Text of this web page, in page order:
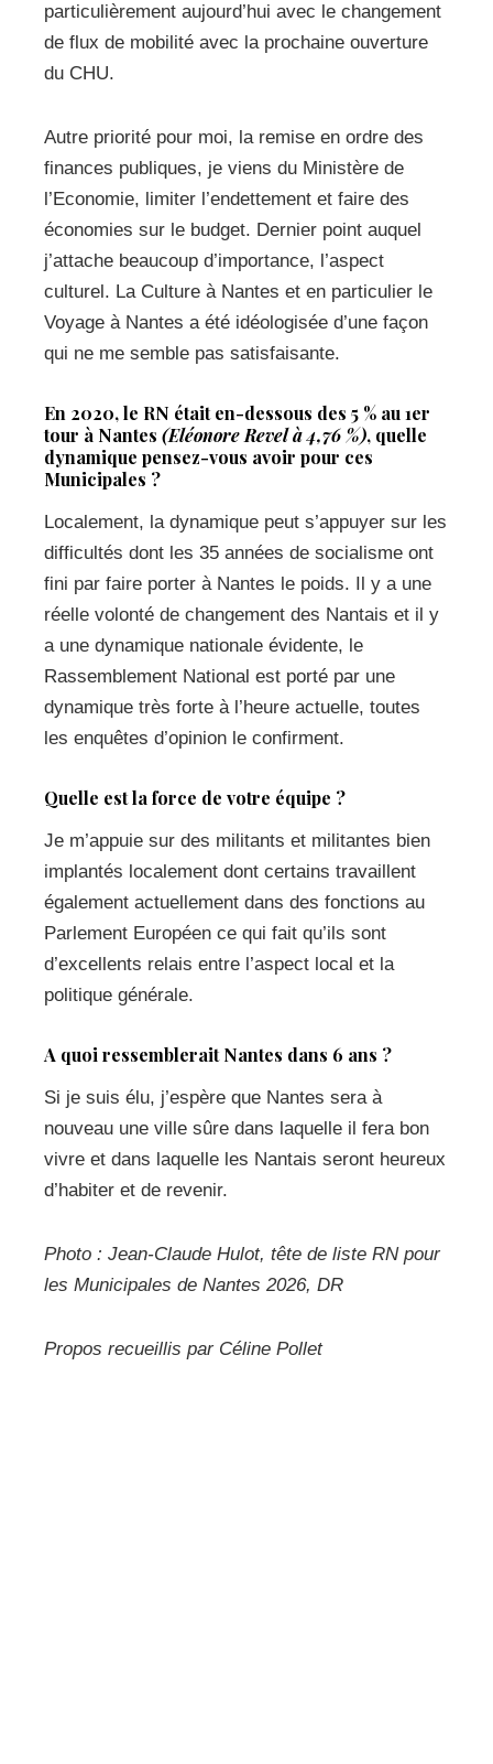
particulièrement aujourd’hui avec le changement
de flux de mobilité avec la prochaine ouverture
du CHU.
Autre priorité pour moi, la remise en ordre des
finances publiques, je viens du Ministère de
l’Economie, limiter l’endettement et faire des
économies sur le budget. Dernier point auquel
j’attache beaucoup d’importance, l’aspect
culturel. La Culture à Nantes et en particulier le
Voyage à Nantes a été idéologisée d’une façon
qui ne me semble pas satisfaisante.
En 2020, le RN était en-dessous des 5 % au 1er
tour à Nantes (Eléonore Revel à 4,76 %), quelle
dynamique pensez-vous avoir pour ces
Municipales ?
Localement, la dynamique peut s’appuyer sur les
difficultés dont les 35 années de socialisme ont
fini par faire porter à Nantes le poids. Il y a une
réelle volonté de changement des Nantais et il y
a une dynamique nationale évidente, le
Rassemblement National est porté par une
dynamique très forte à l’heure actuelle, toutes
les enquêtes d’opinion le confirment.
Quelle est la force de votre équipe ?
Je m’appuie sur des militants et militantes bien
implantés localement dont certains travaillent
également actuellement dans des fonctions au
Parlement Européen ce qui fait qu’ils sont
d’excellents relais entre l’aspect local et la
politique générale.
A quoi ressemblerait Nantes dans 6 ans ?
Si je suis élu, j’espère que Nantes sera à
nouveau une ville sûre dans laquelle il fera bon
vivre et dans laquelle les Nantais seront heureux
d’habiter et de revenir.
Photo : Jean-Claude Hulot, tête de liste RN pour
les Municipales de Nantes 2026, DR
Propos recueillis par Céline Pollet